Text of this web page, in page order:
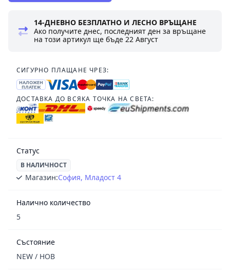
14-ДНЕВНО БЕЗПЛАТНО И ЛЕСНО ВРЪЩАНЕ
Ако получите днес, последният ден за връщане
на този артикул ще бъде22 Август
СИГУРНО ПЛАЩАНЕ ЧРЕЗ:
НАЛОЖЕН
ПЛАТЕЖ
ДОСТАВКА ДО ВСЯКА ТОЧКА НА СВЕТА:
Статус
В НАЛИЧНОСТ
Магазин:София, Младост 4
Налично количество
5
Състояние
NEW / НОВ